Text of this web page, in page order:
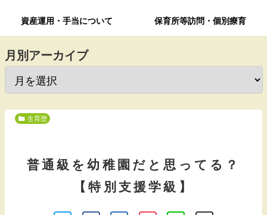
資産運用・手当について 保育所等訪問・個別療育
月別アーカイブ
生育歴
普通級を幼稚園だと思ってる？
【特別支援学級】